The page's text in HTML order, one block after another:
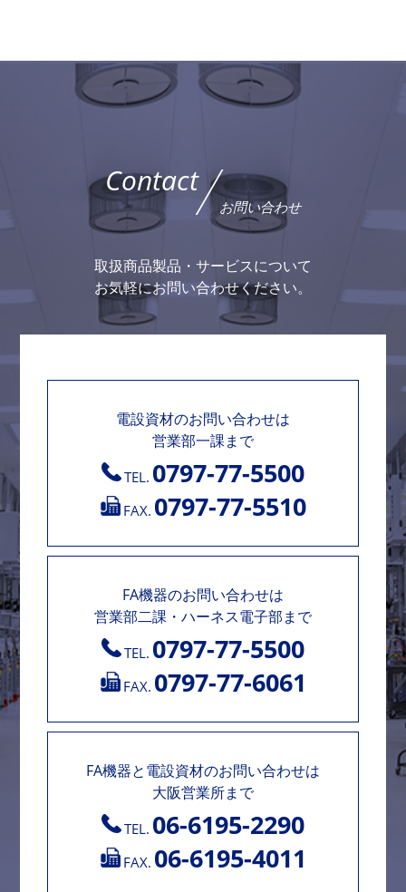
Contact
お問い合わせ
取扱商品製品・サービスについて
お気軽にお問い合わせください。
電設資材のお問い合わせは
営業部一課まで
TEL. 0797-77-5500
FAX. 0797-77-5510
FA機器のお問い合わせは
営業部二課・ハーネス電子部まで
TEL. 0797-77-5500
FAX. 0797-77-6061
FA機器と電設資材のお問い合わせは
大阪営業所まで
TEL. 06-6195-2290
FAX. 06-6195-4011